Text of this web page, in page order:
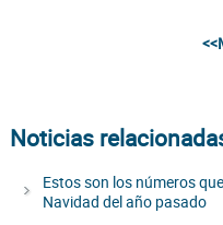
Noticias
Estos son los números
Navidad del año pasado